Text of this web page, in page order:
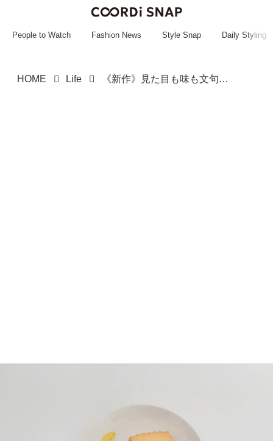
~~~~~~~~~~~
People to Watch Fashion News Style Snap Daily Styling
HOME Life 《新作》見た目も味も文句なーーーしッ！！【カルディ】の「季節限定おやつ」